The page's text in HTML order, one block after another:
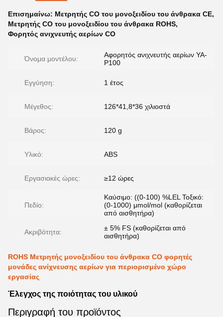
Επισημαίνω: Μετρητής CO του μονοξειδίου του άνθρακα CE,
Μετρητής CO του μονοξειδίου του άνθρακα ROHS,
Φορητός ανιχνευτής αερίων CO
Όνομα μοντέλου:
Αφορητός ανιχνευτής αερίων YA-
P100
Εγγύηση: 1 έτος
Μέγεθος: 126*41,8*36 χιλιοστά
Βάρος: 120 g
Υλικό: ABS
Εργασιακές ώρες: ≥12 ώρες
Πεδίο:
Καύσιμο: ((0-100) %LEL Τοξικό:
(0-1000) μmol/mol (καθορίζεται
από αισθητήρα)
Ακριβότητα:
± 5% FS (καθορίζεται από
αισθητήρα)
ROHS Μετρητής μονοξειδίου του άνθρακα CO φορητές
μονάδες ανίχνευσης αερίων για περιορισμένο χώρο
εργασίας
Έλεγχος της ποιότητας του υλικού
Περιγραφή του προϊόντος